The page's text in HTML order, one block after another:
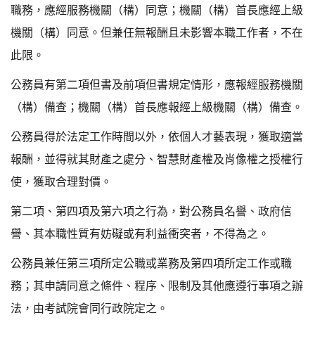
職務，應經服務機關（構）同意；機關（構）首長應經上級
機關（構）同意。但兼任無報酬且未影響本職工作者，不在
此限。
公務員有第二項但書及前項但書規定情形，應報經服務機關
（構）備查；機關（構）首長應報經上級機關（構）備查。
公務員得於法定工作時間以外，依個人才藝表現，獲取適當
報酬，並得就其財產之處分、智慧財產權及肖像權之授權行
使，獲取合理對價。
第二項、第四項及第六項之行為，對公務員名譽、政府信
譽、其本職性質有妨礙或有利益衝突者，不得為之。
公務員兼任第三項所定公職或業務及第四項所定工作或職
務；其申請同意之條件、程序、限制及其他應遵行事項之辦
法，由考試院會同行政院定之。